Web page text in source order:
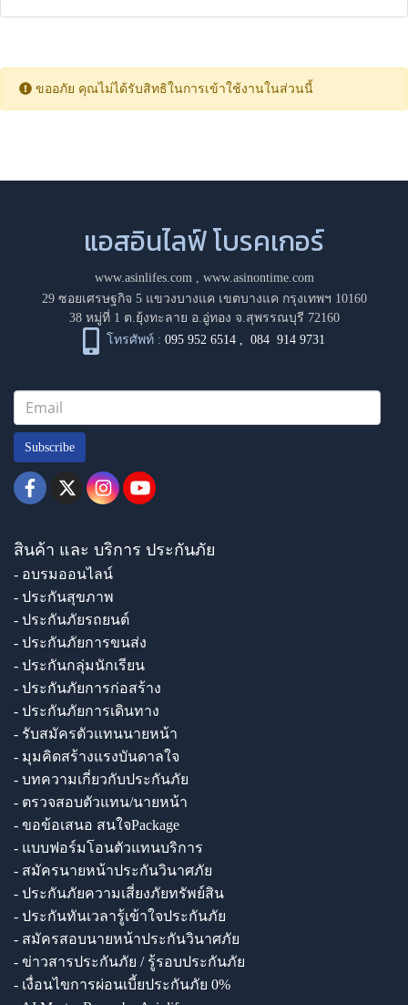
ขออภัย คุณไม่ได้รับสิทธิในการเข้าใช้งานในส่วนนี้
แอสอินไลฟ์ โบรคเกอร์
www.asinlifes.com, www.asinontime.com
29 ซอยเศรษฐกิจ 5 แขวงบางแค เขตบางแค กรุงเทพฯ 10160
38 หมู่ที่ 1 ต.ยุ้งทะลาย อ.อู่ทอง จ.สุพรรณบุรี 72160
โทรศัพท์ : 095 952 6514 ,084 914 9731
Subscribe
สินค้า และ บริการ ประกันภัย
- อบรมออนไลน์
- ประกันสุขภาพ
- ประกันภัยรถยนต์
- ประกันภัยการขนส่ง
- ประกันกลุ่มนักเรียน
- ประกันภัยการก่อสร้าง
- ประกันภัยการเดินทาง
- รับสมัครตัวแทนนายหน้า
- มุมคิดสร้างแรงบันดาลใจ
- บทความเกี่ยวกับประกันภัย
- ตรวจสอบตัวแทน/นายหน้า
- ขอข้อเสนอ สนใจPackage
- แบบฟอร์มโอนตัวแทนบริการ
- สมัครนายหน้าประกันวินาศภัย
- ประกันภัยความเสี่ยงภัยทรัพย์สิน
- ประกันทันเวลารู้เข้าใจประกันภัย
- สมัครสอบนายหน้าประกันวินาศภัย
- ข่าวสารประกันภัย / รู้รอบประกันภัย
- เงื่อนไขการผ่อนเบี้ยประกันภัย 0%